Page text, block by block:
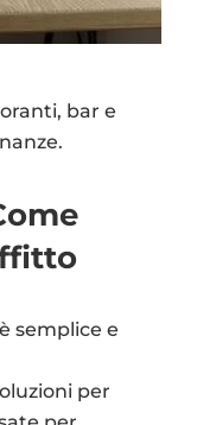
bar e
semplice e
per